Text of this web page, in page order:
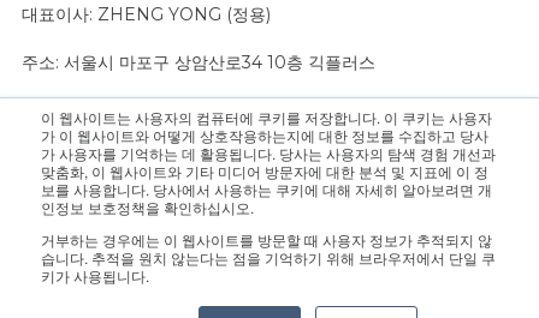
이 웹사이트는 사용자의 컴퓨터에 쿠키를 저장합니다. 이 쿠키는 사용자
가 이 웹사이트와 어떻게 상호작용하는지에 대한 정보를 수집하고 당사
가 사용자를 기억하는 데 활용됩니다. 당사는 사용자의 탐색 경험 개선과
맞춤화, 이 웹사이트와 기타 미디어 방문자에 대한 분석 및 지표에 이 정
보를 사용합니다. 당사에서 사용하는 쿠키에 대해 자세히 알아보려면 개
인정보 보호정책을 확인하십시오.
거부하는 경우에는 이 웹사이트를 방문할 때 사용자 정보가 추적되지 않
습니다. 추적을 원치 않는다는 점을 기억하기 위해 브라우저에서 단일 쿠
키가 사용됩니다.
대표이사: ZHENG YONG (정용)
주소: 서울시 마포구 상암산로34 10층 긱플러스
문의 사항은 영업팀으로 연락 주십시오.:sales@geekplus.com. 홍
보 관련 문의는 홍보팀으로 연락 바랍니다.:pr@geekplus.com
Copyright © 2026 Geekplus Technology Co., Ltd. All rights
reserved.